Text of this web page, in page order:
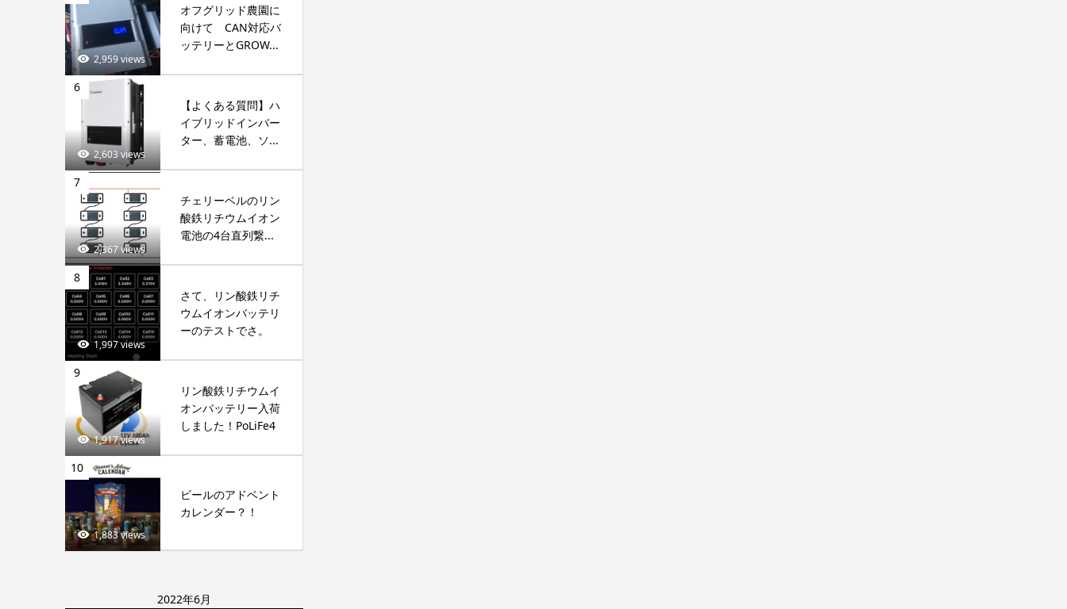
2,959 views
オフグリッド農園に
向けて CAN対応バ
ッテリーとGROW...
6
2,603 views
【よくある質問】ハ
イブリッドインバー
ター、蓄電池、ソ...
7
2,367 views
チェリーベルのリン
酸鉄リチウムイオン
電池の4台直列繋...
8
1,997 views
さて、リン酸鉄リチ
ウムイオンバッテリ
ーのテストでさ。
9
1,917 views
リン酸鉄リチウムイ
オンバッテリー入荷
しました！PoLiFe4
10
1,883 views
ビールのアドベント
カレンダー？！
2022年6月